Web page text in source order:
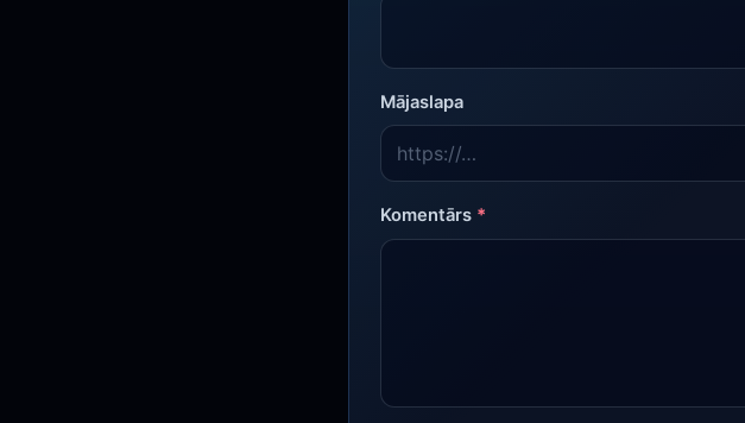
Mājaslapa
Komentārs *